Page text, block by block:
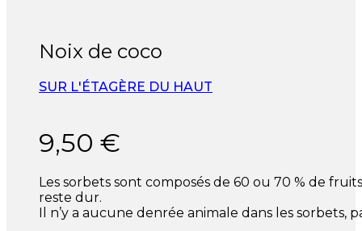
Noix de coco
SUR L'ÉTAGÈRE DU HAUT
9,50 €
Les sorbets sont composés de 60 ou 70 % de
reste dur.
Il n’y a aucune denrée animale dans les sorbets,